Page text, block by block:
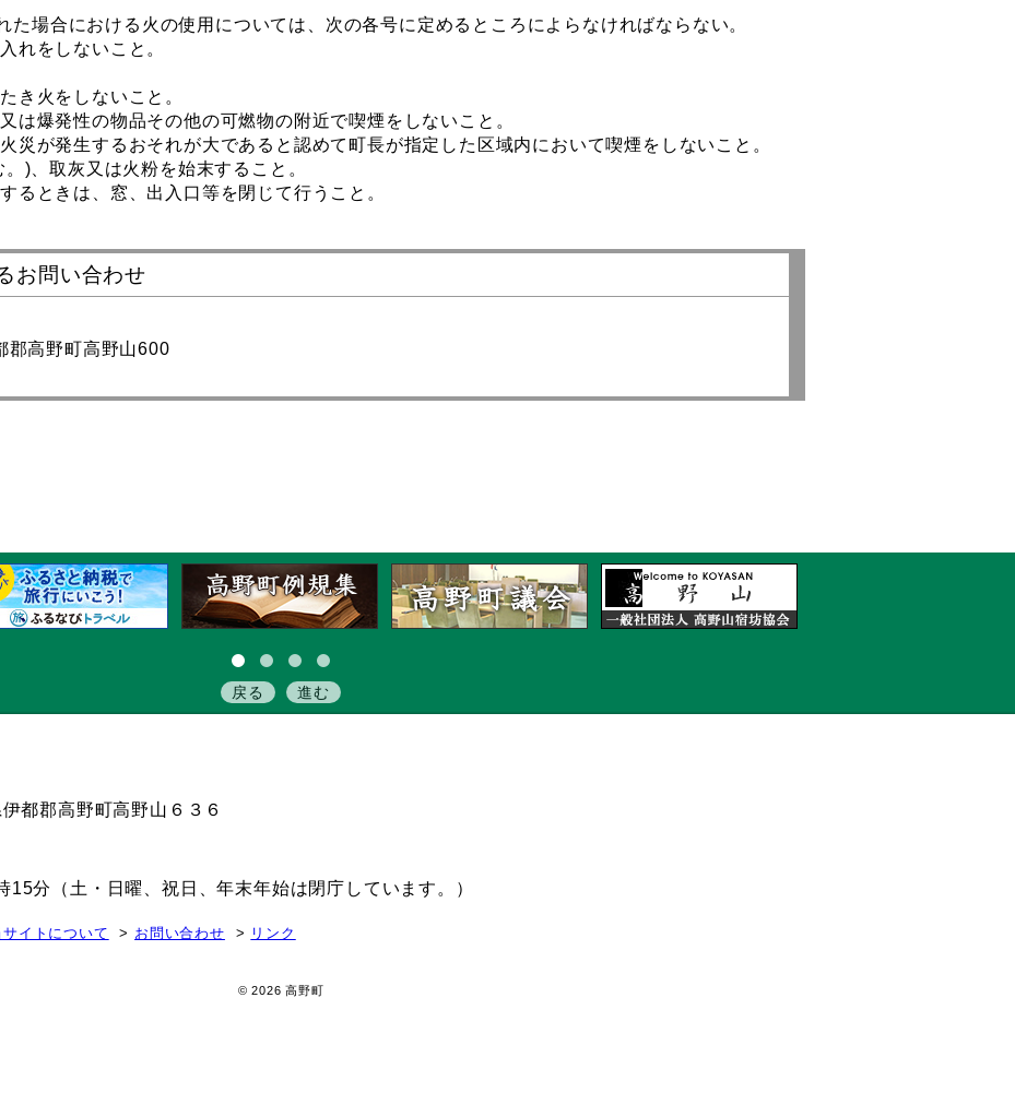
場合における火の使用については、次の各号に定めるところによらなければならない。
れをしないこと。
き火をしないこと。
爆発性の物品その他の可燃物の附近で喫煙をしないこと。
が発生するおそれが大であると認めて町長が指定した区域内において喫煙をしないこと。
)、取灰又は火粉を始末すること。
ときは、窓、出入口等を閉じて行うこと。
お問い合わせ
高野町高野山600
戻る 進む
都郡高野町高野山６３６
分（土・日曜、祝日、年末年始は閉庁しています。）
サイトについて お問い合わせ リンク
© 2026 高野町